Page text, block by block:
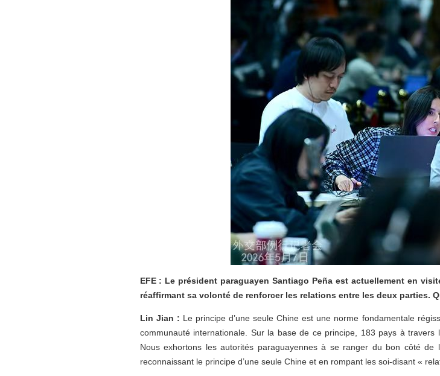
EFE : Le président paraguayen Santiago Peña est actuellement en
réaffirmant sa volonté de renforcer les relations entre les deux parties.
Lin Jian : Le principe d’une seule Chine est une norme fondamentale
communauté internationale. Sur la base de ce principe, 183 pays à
Nous exhortons les autorités paraguayennes à se ranger du bon côté
reconnaissant le principe d’une seule Chine et en rompant les soi-disant «